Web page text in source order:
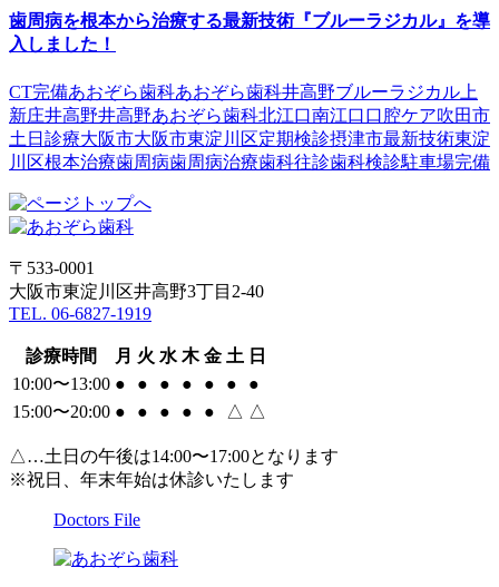
歯周病を根本から治療する最新技術『ブルーラジカル』を導
入しました！
CT完備あおぞら歯科あおぞら歯科井高野ブルーラジカル 上
新庄井高野井高野あおぞら歯科北江口南江口口腔ケア吹田市
土日診療大阪市大阪市東淀川区定期検診摂津市最新技術東淀
川区根本治療歯周病歯周病治療歯科往診歯科検診駐車場完備
〒533-0001
大阪市東淀川区井高野3丁目2-40
TEL. 06-6827-1919
診療時間 月 火 水 木 金 土 日
10:00〜13:00 ● ● ● ● ● ●
●
15:00〜20:00 ● ● ● ● ● △ △
△…土日の午後は14:00〜17:00となります
※祝日、年末年始は休診いたします
Doctors File